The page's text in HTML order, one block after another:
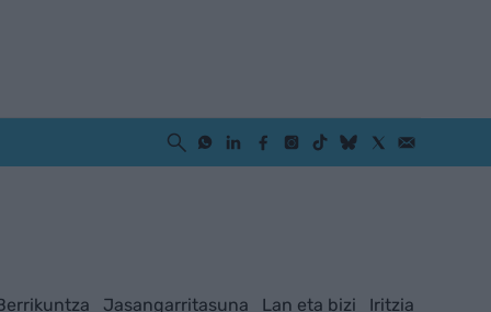
Jasangarritasuna Lan eta bizi Iritzia